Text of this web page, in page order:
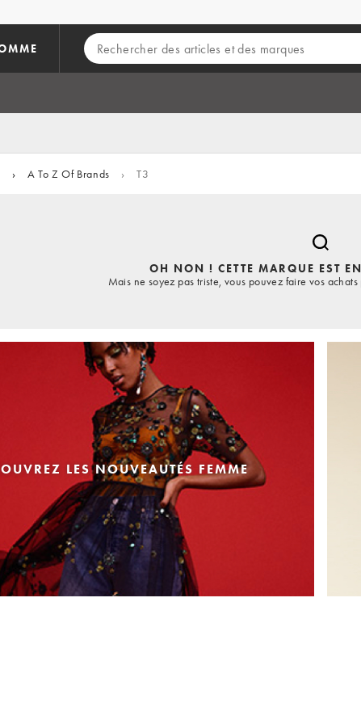
› A To Z Of Brands › T3
OH NON ! CETTE MARQUE EST
Mais ne soyez pas triste, vous pouvez faire vos
LES NOUVEAUTÉS FEMME